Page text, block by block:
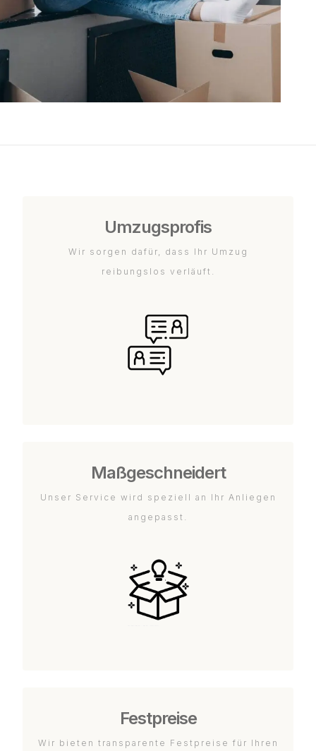
Umzugsprofis
Wir sorgen dafür, dass Ihr Umzug
reibungslos verläuft.
Maßgeschneidert
Unser Service wird speziell an Ihr Anliegen
angepasst.
Festpreise
Wir bieten transparente Festpreise für Ihren